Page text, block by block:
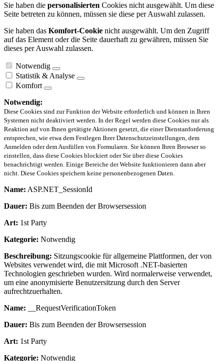
Sie haben die personalisierten Cookies nicht ausgewählt. Um diese
Seite betreten zu können, müssen sie diese per Auswahl zulassen.
Sie haben das Komfort-Cookie nicht ausgewählt. Um den Zugriff
auf das Element oder die Seite dauerhaft zu gewähren, müssen Sie
dieses per Auswahl zulassen.
Notwendig
Statistik & Analyse
Komfort
Notwendig:
Diese Cookies sind zur Funktion der Website erforderlich und können in Ihren
Systemen nicht deaktiviert werden. In der Regel werden diese Cookies nur als
Reaktion auf von Ihnen getätigte Aktionen gesetzt, die einer Dienstanforderung
entsprechen, wie etwa dem Festlegen Ihrer Datenschutzeinstellungen, dem
Anmelden oder dem Ausfüllen von Formularen. Sie können Ihren Browser so
einstellen, dass diese Cookies blockiert oder Sie über diese Cookies
benachrichtigt werden. Einige Bereiche der Website funktionieren dann aber
nicht. Diese Cookies speichern keine personenbezogenen Daten.
Name: ASP.NET_SessionId
Dauer: Bis zum Beenden der Browsersession
Art: 1st Party
Kategorie: Notwendig
Beschreibung: Sitzungscookie für allgemeine Plattformen, der von
Websites verwendet wird, die mit Microsoft .NET-basierten
Technologien geschrieben wurden. Wird normalerweise verwendet,
um eine anonymisierte Benutzersitzung durch den Server
aufrechtzuerhalten.
Name: __RequestVerificationToken
Dauer: Bis zum Beenden der Browsersession
Art: 1st Party
Kategorie: Notwendig